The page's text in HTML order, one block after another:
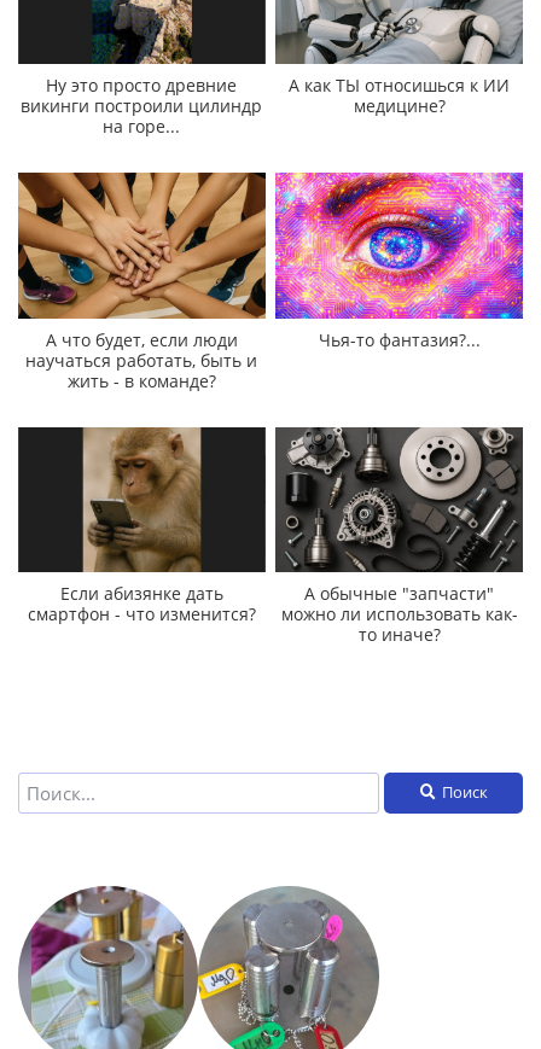
Ну это просто древние
викинги построили цилиндр
на горе...
А как ТЫ относишься к ИИ
медицине?
А что будет, если люди
научаться работать, быть и
жить - в команде?
Чья-то фантазия?...
Если абизянке дать
смартфон - что изменится?
А обычные "запчасти"
можно ли использовать как-
то иначе?
Поиск